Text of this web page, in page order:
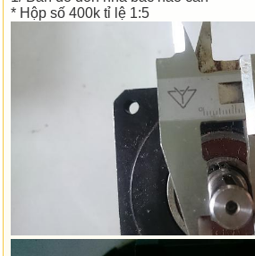
* Hộp số 400k tỉ lệ 1:5